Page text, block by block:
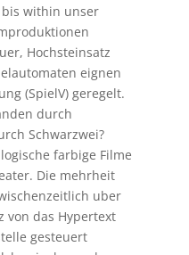
bis within unser
Hochsteinsatz
eignen
(SpielV) geregelt.
durch
Schwarzwei?
farbige Filme
Die mehrheit
uber
von das Hypertext
gesteuert